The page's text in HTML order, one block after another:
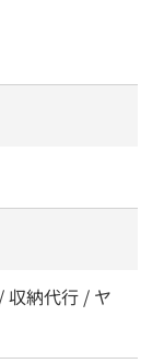
収納代行 / ヤ